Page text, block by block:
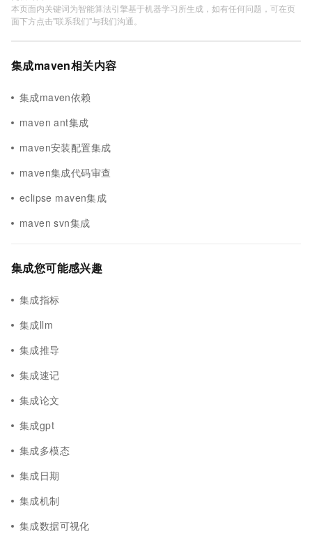
本页面内关键词为智能算法引擎基于机器学习所生成，如有任何问题，可在页
面下方点击"联系我们"与我们沟通。
集成maven相关内容
集成maven依赖
maven ant集成
maven安装配置集成
maven集成代码审查
eclipse maven集成
maven svn集成
集成您可能感兴趣
集成指标
集成llm
集成推导
集成速记
集成论文
集成gpt
集成多模态
集成日期
集成机制
集成数据可视化